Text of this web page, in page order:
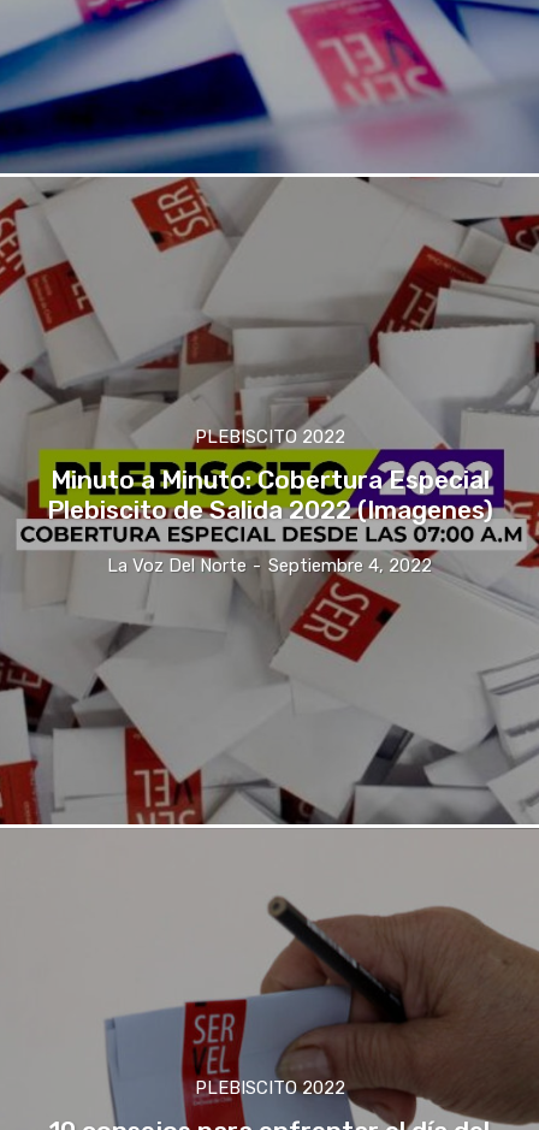
PLEBISCITO 2022
Minuto a Minuto: Cobertura Especial
Plebiscito de Salida 2022 (Imagenes)
La Voz Del Norte - Septiembre 4, 2022
PLEBISCITO 2022